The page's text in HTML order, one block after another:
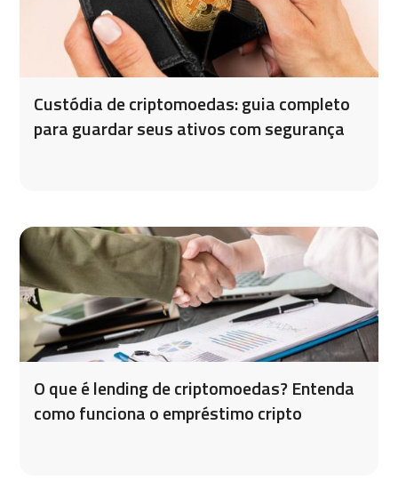
Custódia de criptomoedas: guia completo
para guardar seus ativos com segurança
O que é lending de criptomoedas? Entenda
como funciona o empréstimo cripto